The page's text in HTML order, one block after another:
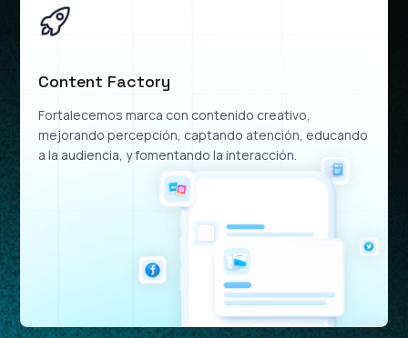
Content Factory
Fortalecemos marca con contenido creativo,
mejorando percepción, captando atención, educando
a la audiencia, y fomentando la interacción.